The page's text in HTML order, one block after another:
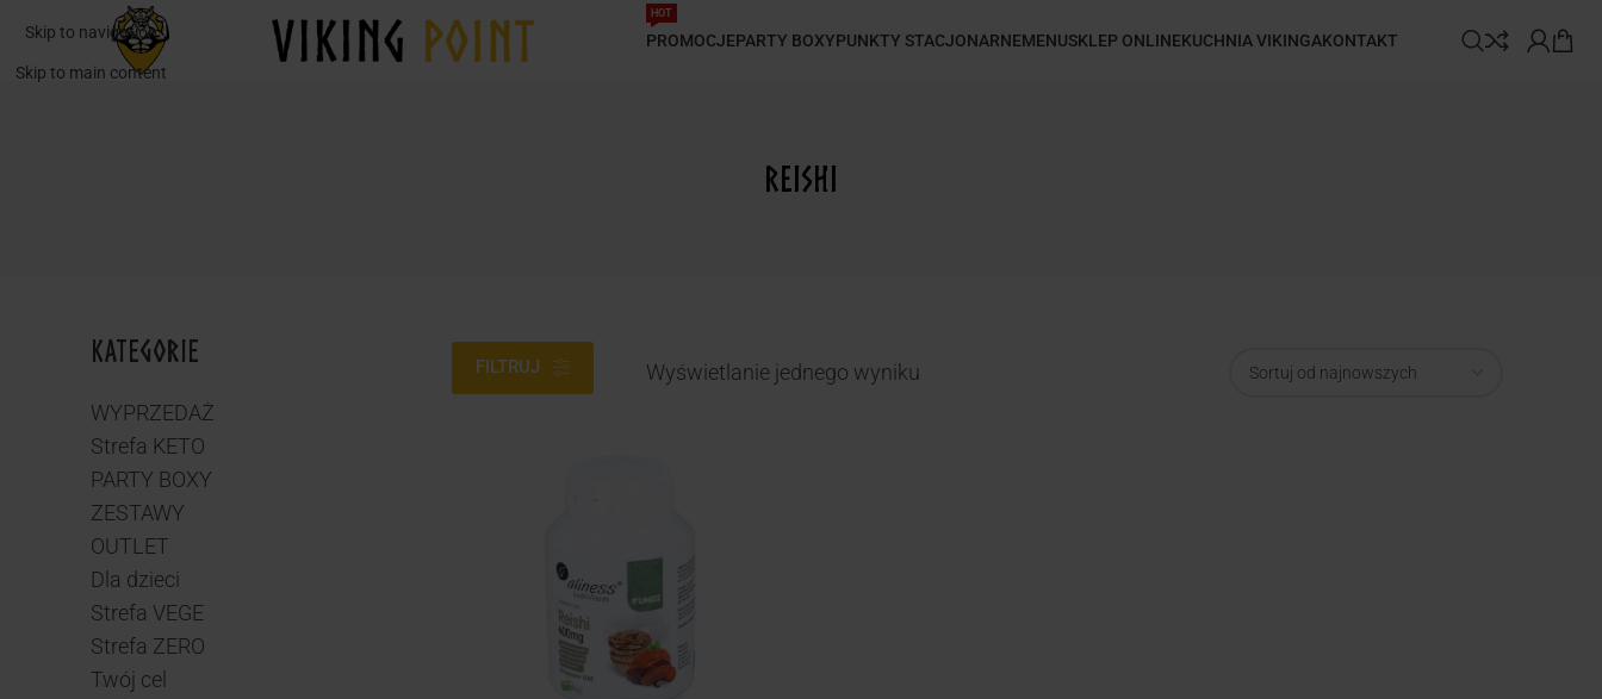
Skip to navigation
Skip to main content
PROMOCJE
HOT
PARTY BOXYPUNKTY STACJONARNEMENUSKLEP ONLINEKUCHNIA VIKINGAKONTAKT
Reishi
KATEGORIE
WYPRZEDAŻ
Strefa KETO
PARTY BOXY
ZESTAWY
OUTLET
Dla dzieci
Strefa VEGE
Strefa ZERO
Twój cel
FILTRUJ Wyświetlanie jednego wyniku